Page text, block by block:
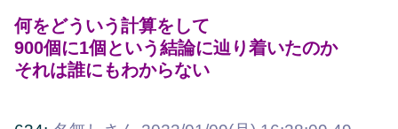
何をどういう計算をして
900個に1個という結論に辿り着いたのか
それは誰にもわからない